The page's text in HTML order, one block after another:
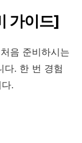
가이드]
음 준비하시는
다. 한 번 경험
.